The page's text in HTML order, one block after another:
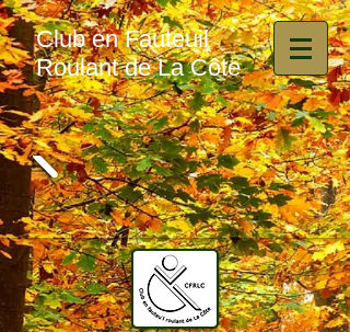
Club en Fauteuil
Roulant de La Côte